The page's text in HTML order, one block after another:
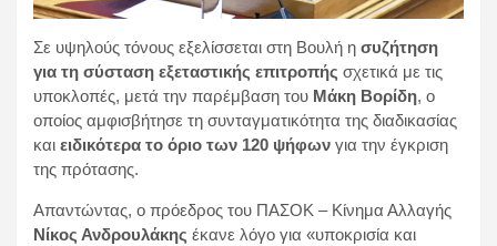
Σε υψηλούς τόνους εξελίσσεται στη Βουλή η συζήτηση
για τη σύσταση εξεταστικής επιτροπής σχετικά με τις
υποκλοπές, μετά την παρέμβαση του Μάκη Βορίδη, ο
οποίος αμφισβήτησε τη συνταγματικότητα της διαδικασίας
και ειδικότερα το όριο των 120 ψήφων για την έγκριση
της πρότασης.
Απαντώντας, ο πρόεδρος του ΠΑΣΟΚ – Κίνημα Αλλαγής
Νίκος Ανδρουλάκης έκανε λόγο για «υποκρισία και